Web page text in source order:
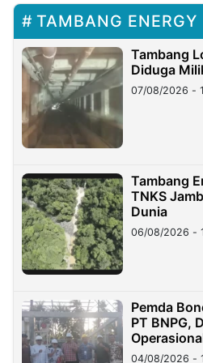
TAMBANG ENERGY
Tambang
Diduga
07/08/2026 -
Tambang
TNKS
Dunia
06/08/2026 -
Pemda
PT BNPG,
04/08/2026 -